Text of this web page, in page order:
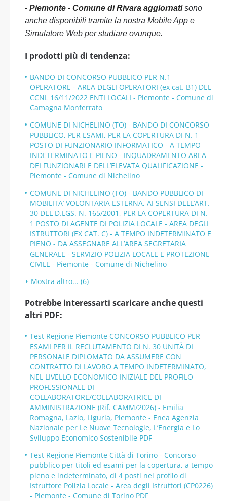
- Piemonte - Comune di Rivara aggiornatisono
anche disponibili tramite la nostra Mobile App e
Simulatore Web per studiare ovunque.
I prodotti più di tendenza:
BANDO DI CONCORSO PUBBLICO PER N.1
OPERATORE - AREA DEGLI OPERATORI (ex cat. B1) DEL
CCNL 16/11/2022 ENTI LOCALI - Piemonte - Comune di
Camagna Monferrato
COMUNE DI NICHELINO (TO) - BANDO DI CONCORSO
PUBBLICO, PER ESAMI, PER LA COPERTURA DI N. 1
POSTO DI FUNZIONARIO INFORMATICO - A TEMPO
INDETERMINATO E PIENO - INQUADRAMENTO AREA
DEI FUNZIONARI E DELL’ELEVATA QUALIFICAZIONE -
Piemonte - Comune di Nichelino
COMUNE DI NICHELINO (TO) - BANDO PUBBLICO DI
MOBILITA’ VOLONTARIA ESTERNA, AI SENSI DELL’ART.
30 DEL D.LGS. N. 165/2001, PER LA COPERTURA DI N.
1 POSTO DI AGENTE DI POLIZIA LOCALE - AREA DEGLI
ISTRUTTORI (EX CAT. C) - A TEMPO INDETERMINATO E
PIENO - DA ASSEGNARE ALL’AREA SEGRETARIA
GENERALE - SERVIZIO POLIZIA LOCALE E PROTEZIONE
CIVILE - Piemonte - Comune di Nichelino
Mostra altro... (6)
Potrebbe interessarti scaricare anche questi
altri PDF:
Test Regione Piemonte CONCORSO PUBBLICO PER
ESAMI PER IL RECLUTAMENTO DI N. 30 UNITÀ DI
PERSONALE DIPLOMATO DA ASSUMERE CON
CONTRATTO DI LAVORO A TEMPO INDETERMINATO,
NEL LIVELLO ECONOMICO INIZIALE DEL PROFILO
PROFESSIONALE DI
COLLABORATORE/COLLABORATRICE DI
AMMINISTRAZIONE (Rif. CAMM/2026) - Emilia
Romagna, Lazio, Liguria, Piemonte - Enea Agenzia
Nazionale per Le Nuove Tecnologie, L’Energia e Lo
Sviluppo Economico Sostenibile PDF
Test Regione Piemonte Città di Torino - Concorso
pubblico per titoli ed esami per la copertura, a tempo
pieno e indeterminato, di 4 posti nel profilo di
Istruttore Polizia Locale - Area degli Istruttori (CP0226)
- Piemonte - Comune di Torino PDF